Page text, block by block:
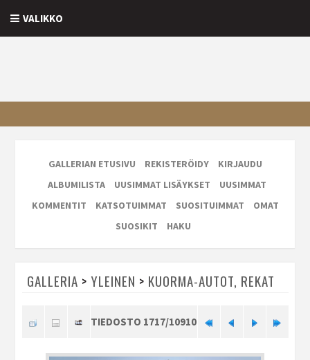
VALIKKO
GALLERIAN ETUSIVU REKISTERÖIDY
KIRJAUDU
ALBUMILISTA
UUSIMMAT LISÄYKSET
UUSIMMAT
KOMMENTIT
KATSOTUIMMAT SUOSITUIMMAT
OMAT
SUOSIKIT
HAKU
GALLERIA > YLEINEN > KUORMA-AUTOT, REKAT
TIEDOSTO 1717/10910